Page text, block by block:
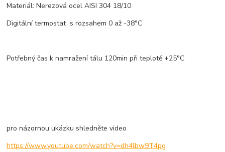
Materiál: Nerezová ocel AISI 304 18/10
Digitální termostat s rozsahem 0 až -38°C
Potřebný čas k namražení tálu 120min při teplotě +25°C
pro názornou ukázku shledněte video
https://www.youtube.com/watch?v=dh4lbw9T4pg